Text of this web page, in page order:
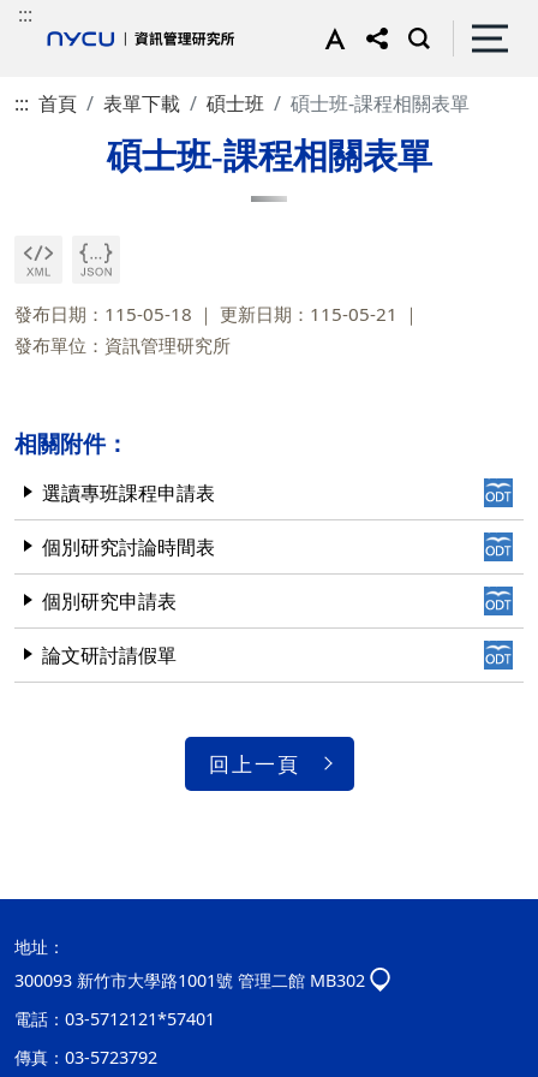
:::
::: 首頁 表單下載 碩士班 碩士班-課程相關表單
碩士班-課程相關表單
發布日期：115-05-18
更新日期：115-05-21
發布單位：資訊管理研究所
相關附件：
選讀專班課程申請表
個別研究討論時間表
個別研究申請表
論文研討請假單
回上一頁
地址：
300093 新竹市大學路1001號 管理二館 MB302
電話：03-5712121*57401
傳真：03-5723792